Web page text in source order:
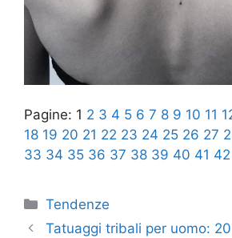
Pagine: 1 2 3 4 5 6 7 8 9 10 11
18 19 20 21 22 23 24 25 26 27
33 34 35 36 37 38 39 40 41 42
Categorie
Tendenze
Tatuaggi tribali per uomo: